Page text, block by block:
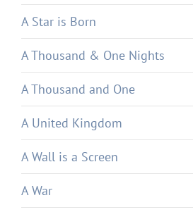
A Star is Born
A Thousand & One Nights
A Thousand and One
A United Kingdom
A Wall is a Screen
A War